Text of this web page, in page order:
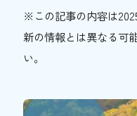
※この記事の内容は
新の情報とは異なる可
い。